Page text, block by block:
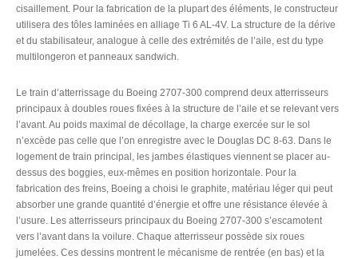
cisaillement. Pour la fabrication de la plupart des éléments, le constructeur
utilisera des tôles laminées en alliage Ti 6 AL-4V. La structure de la dérive
et du stabilisateur, analogue à celle des extrémités de l’aile, est du type
multilongeron et panneaux sandwich.
Le train d’atterrissage du Boeing 2707-300 comprend deux atterrisseurs
principaux à doubles roues fixées à la structure de l’aile et se relevant vers
l’avant. Au poids maximal de décollage, la charge exercée sur le sol
n’excède pas celle que l’on enregistre avec le Douglas DC 8-63. Dans le
logement de train principal, les jambes élastiques viennent se placer au-
dessus des boggies, eux-mêmes en position horizontale. Pour la
fabrication des freins, Boeing a choisi le graphite, matériau léger qui peut
absorber une grande quantité d’énergie et offre une résistance élevée à
l’usure. Les atterrisseurs principaux du Boeing 2707-300 s’escamotent
vers l’avant dans la voilure. Chaque atterrisseur possède six roues
jumelées. Ces dessins montrent le mécanisme de rentrée (en bas) et la